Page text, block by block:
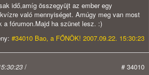
idő,amíg összegyüjt az ember egy
való mennyiséget. Amúgy meg van most
a fórumon.Majd ha szünet lesz. :)
#34010 Bao, a FŐNÖK! 2007.09.22. 15:30:23
/ # 34010